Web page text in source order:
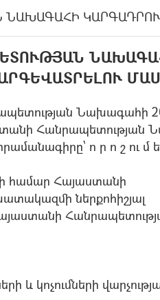
Նախագահի
Հանրապետության
ո ր ո շ ու մ
համար Հայաստանի
ներքոհիշյալ
և կոչումների